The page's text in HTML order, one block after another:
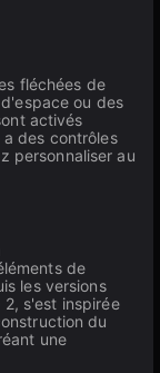
fléchées de
ou des
activés
des contrôles
personnaliser au
de
les versions
s'est inspirée
du
une